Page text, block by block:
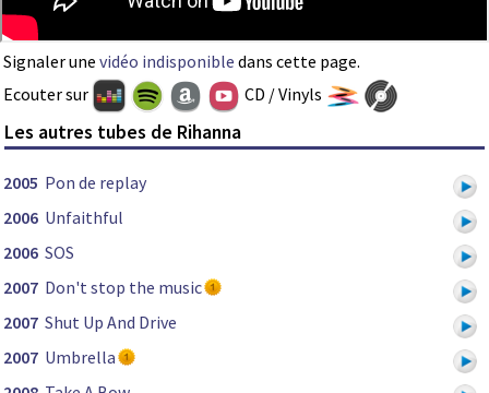
Signaler une vidéo indisponible dans cette page.
Ecouter sur
CD / Vinyls
Les autres tubes de Rihanna
2005 Pon de replay
2006 Unfaithful
2006 SOS
2007 Don't stop the music
2007 Shut Up And Drive
2007 Umbrella